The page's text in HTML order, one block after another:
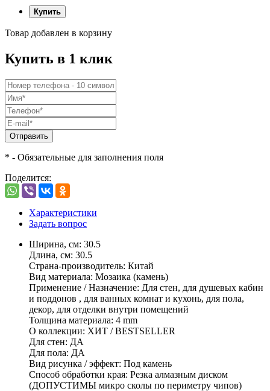
Купить
Товар добавлен в корзину
Купить в 1 клик
Отправить
* - Обязательные для заполнения поля
Поделится:
Характеристики
Задать вопрос
Ширина, см: 30.5
Длина, см: 30.5
Страна-производитель: Китай
Вид материала: Мозаика (камень)
Применение / Назначение: Для стен, для душевых кабин
и поддонов , для ванных комнат и кухонь, для пола,
декор, для отделки внутри помещений
Толщина материала: 4 mm
О коллекции: ХИТ / BESTSELLER
Для стен: ДА
Для пола: ДА
Вид рисунка / эффект: Под камень
Способ обработки края: Резка алмазным диском
(ДОПУСТИМЫ микро сколы по периметру чипов)